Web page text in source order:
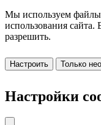
Мы используем файлы
использования
разрешить.
Настроить Только
Настройки